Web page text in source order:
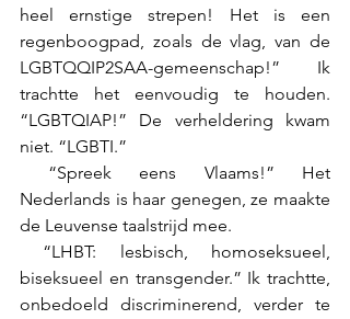
heel ernstige strepen! Het is een
regenboogpad, zoals de vlag, van de
LGBTQQIP2SAA-gemeenschap!” Ik
trachtte het eenvoudig te houden.
“LGBTQIAP!” De verheldering kwam
niet. “LGBTI.”
Nederlands is haar genegen, ze maakte
de Leuvense taalstrijd mee.
biseksueel en transgender.” Ik trachtte,
onbedoeld discriminerend, verder te